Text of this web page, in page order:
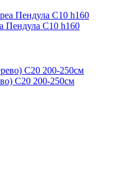
Пендула С10 h160
С20 200-250см